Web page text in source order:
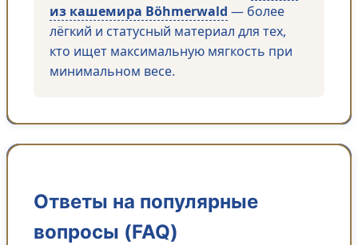
из кашемира Böhmerwald — более
лёгкий и статусный материал для тех,
кто ищет максимальную мягкость при
минимальном весе.
Ответы на популярные
вопросы (FAQ)